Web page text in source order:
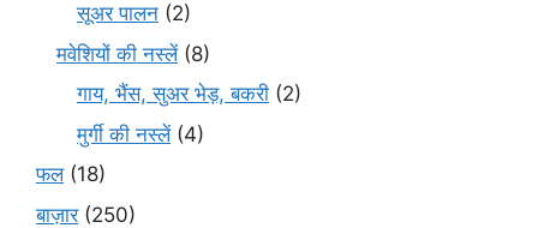
सूअर पालन (2)
मवेशियों की नस्लें(8)
गाय, भैंस, सुअर भेड़, बकरी (2)
मुर्गी की नस्लें(4)
फल(18)
बाज़ार(250)